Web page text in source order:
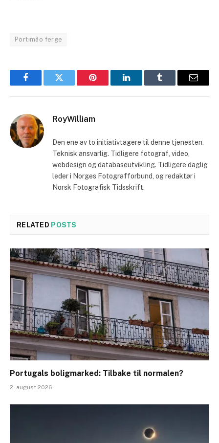
Portimão ferge
FacebookTwitter Pinterest LinkedInTumblr Email
RoyWilliam
Den ene av to initiativtagere til denne tjenesten.
Teknisk ansvarlig. Tidligere fotograf, video,
webdesign og databaseutvikling. Tidligere daglig
leder i Norges Fotografforbund, og redaktør i
Norsk Fotografisk Tidsskrift.
RELATED POSTS
Portugals boligmarked: Tilbake til normalen?
2. august 2026